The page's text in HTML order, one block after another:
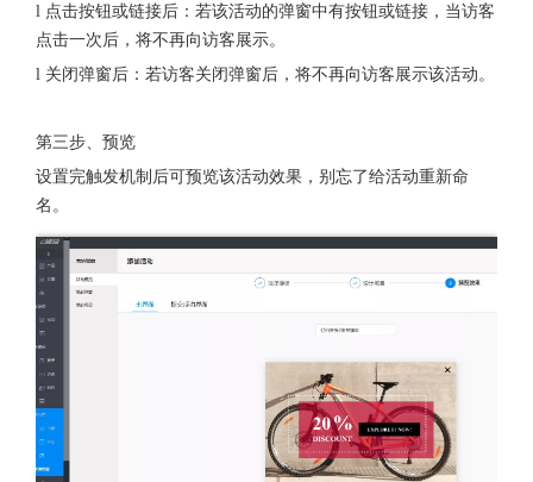
l 点击按钮或链接后：若该活动的弹窗中有按钮或链接，当访客
点击一次后，将不再向访客展示。
l 关闭弹窗后：若访客关闭弹窗后，将不再向访客展示该活动。
第三步、预览
设置完触发机制后可预览该活动效果，别忘了给活动重新命
名。